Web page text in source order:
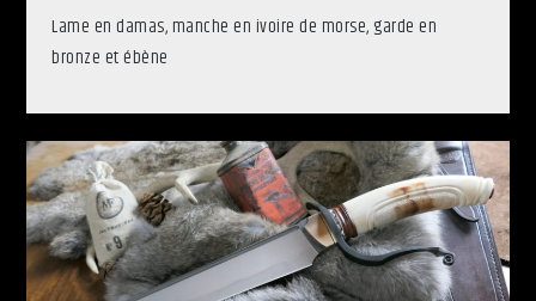
Lame en damas, manche en ivoire de morse, garde en
bronze et ébène